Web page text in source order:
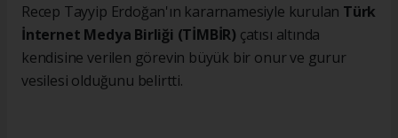
Recep Tayyip Erdoğan'ın kararnamesiyle kurulan Türk
İnternet Medya Birliği (TİMBİR) çatısı altında
kendisine verilen görevin büyük bir onur ve gurur
vesilesi olduğunu belirtti.